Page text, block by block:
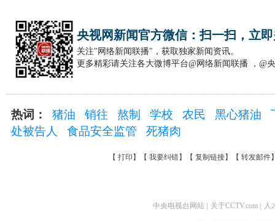
央视网新闻官方微信：扫一扫，立
关注"网络新闻联播"，获取独家新闻资讯。
更多精彩请关注各大微博平台@网络新闻联播 ，@
热词： 猪油 销往 熬制 学校 农民 黑心猪油
处被告人
食品安全监管 死猪肉
【 打印 】【 我要纠错】【 复制链接】【 转发邮件
中央电视台网站 关于CCTV.com 人